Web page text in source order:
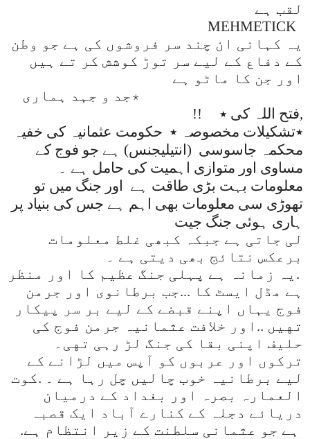
لقب ہے
MEHMETICK
یہ کہانی ان چند سر فروشوں کی ہے جو وطن
کے دفاع کے لیے سر توڑ کوشش کر تے ہیں
اور جن کا ماٹو ہے
٭جد و جہد ہماری
,فتح اللہ کی ٭
!!
٭تشکیلات مخصوصہ ٭ حکومت عثمانیہ کی خفیہ
محکمہ جاسوسی (انتیلیجنس) ہے جو فوج کے
مساوی اور متوازی اہمیت کی حامل ہے ۔
معلومات بہت بڑی طاقت ہے
اور جنگ میں تو
تھوڑی سی معلومات بھی اہم ہے جس کی بنیاد پر
ہاری ہوئی جنگ جیت
لی جاتی ہے جبکہ کبھی غلط معلومات
برعکس نتائج بھی دیتی ہے ۔
.یہ زمانہ ہے پہلی جنگ عظیم کا اور منظر
ہے مڈل ایسٹ کا ...جب برطانوی اور جرمن
فوج یہاں اپنے قبضے کے لیے بر سر پیکار
تهیں ..اور خلافت عثمانیہ جرمن فوج کی
حلیف اپنی بقا کی جنگ لڑ رہی تهی۔
ترکوں اور عربوں کو آپس میں لڑانے کے
لیے برطانیہ خوب چالیں چل رہا ہے ۔ .کوت
العمارہ بصرہ اور بغداد کے درمیان
دریائے دجلہ کے کنارے آباد ایک قصبہ
ہے جو عثمانی سلطنت کے زیر انتظام ہے.